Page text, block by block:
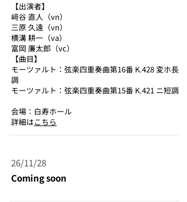
【出演者】
﨑谷 直人（vn）
三原 久遠（vn）
横溝 耕一（va）
富岡 廉太郎（vc）
【曲目】
モーツァルト：弦楽四重奏曲第16番 K.428 変ホ長
調
モーツァルト：弦楽四重奏曲第15番 K.421 ニ短調
会場：白寿ホール
詳細はこちら
26/11/28
Coming soon